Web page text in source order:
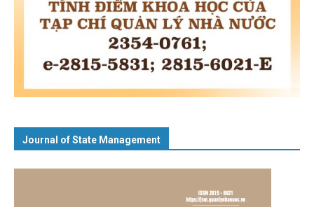
Journal of State Management